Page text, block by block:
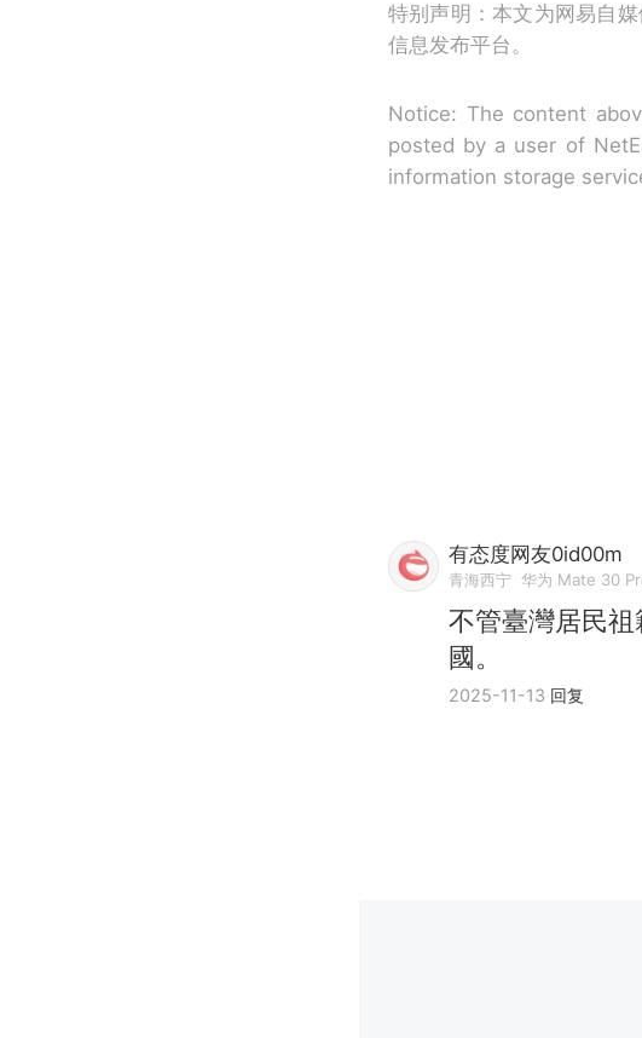
特别声明：本文为网易自
信息发布平台。
Notice: The content
posted by a user of
information storage
有态度网友0id00m
青海西宁 华为 Mate 30
不管臺灣居民
國。
2025-11-13 回复